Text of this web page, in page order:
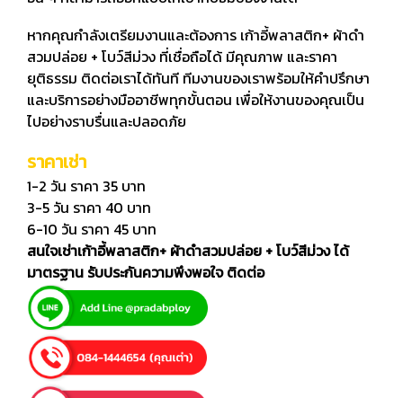
หากคุณกำลังเตรียมงานและต้องการ เก้าอี้พลาสติก+ ผ้าดำ
สวมปล่อย + โบว์สีม่วง ที่เชื่อถือได้ มีคุณภาพ และราคา
ยุติธรรม ติดต่อเราได้ทันที ทีมงานของเราพร้อมให้คำปรึกษา
และบริการอย่างมืออาชีพทุกขั้นตอน เพื่อให้งานของคุณเป็น
ไปอย่างราบรื่นและปลอดภัย
ราคาเช่า
1-2 วัน ราคา 35 บาท
3-5 วัน ราคา 40 บาท
6-10 วัน ราคา 45 บาท
สนใจเช่าเก้าอี้พลาสติก+ ผ้าดำสวมปล่อย + โบว์สีม่วง ได้
มาตรฐาน รับประกันความพึงพอใจ ติดต่อ